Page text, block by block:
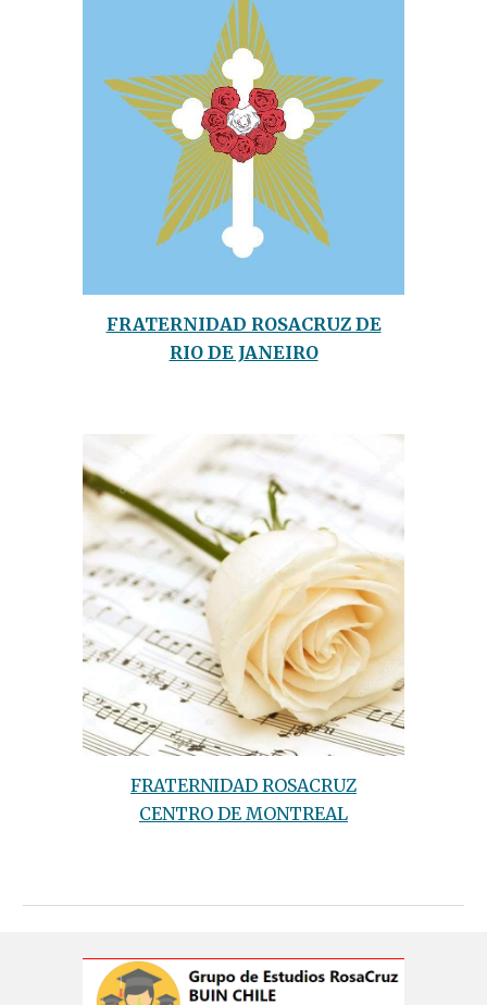
FRATERNIDAD ROSACRUZ DE
RIO DE JANEIRO
FRATERNIDAD ROSACRUZ
CENTRO DE MONTREAL